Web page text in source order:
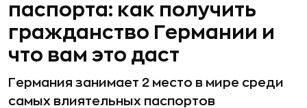
паспорта: как получить
гражданство Германии и
что вам это даст
Германия занимает 2 место в мире среди
самых влиятельных паспортов